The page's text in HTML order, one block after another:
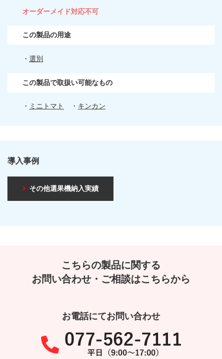
オーダーメイド対応不可
この製品の用途
・ 選別
この製品で取扱い可能なもの
・ ミニトマト ・ キンカン
導入事例
その他選果機納入実績
こちらの製品に関する
お問い合わせ・ご相談はこちらから
お電話にてお問い合わせ